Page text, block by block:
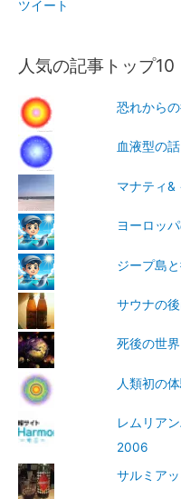
ツイート
人気の記事トップ10
恐れから
血液型の話
マナティ&
ヨーロッ
ジープ島
サウナの
死後の世
人類初の
レムリア
2006
サルミア